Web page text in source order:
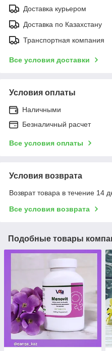
Доставка курьером
Доставка по Казахстану
Транспортная компания
Все условия доставки
Условия оплаты
Наличными
Безналичный расчет
Все условия оплаты
Условия возврата
Возврат товара в течение 14
Все условия возврата
Подобные товары